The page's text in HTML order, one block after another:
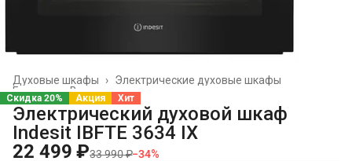
Электрические духовые шкафы
Духовые шкафы
›
Встраиваемая техника
Главная ›
Скидка 20% Акция Хит
Электрический духовой шкаф
Indesit IBFTE 3634 IX
22 499 ₽33 990 ₽−34%